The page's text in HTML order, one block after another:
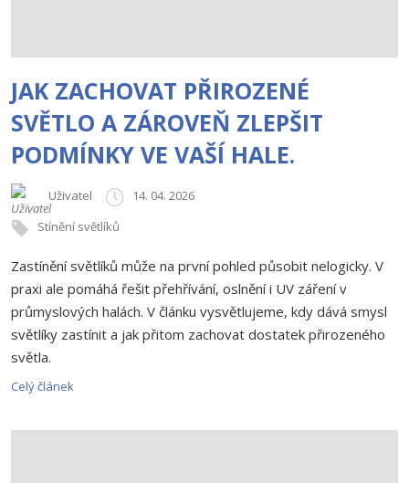
JAK ZACHOVAT PŘIROZENÉ
SVĚTLO A ZÁROVEŇ ZLEPŠIT
PODMÍNKY VE VAŠÍ HALE.
Uživatel
14. 04. 2026
Stínění světlíků
Zastínění světlíků může na první pohled působit nelogicky. V
praxi ale pomáhá řešit přehřívání, oslnění i UV záření v
průmyslových halách. V článku vysvětlujeme, kdy dává smysl
světlíky zastínit a jak přitom zachovat dostatek přirozeného
světla.
Celý článek